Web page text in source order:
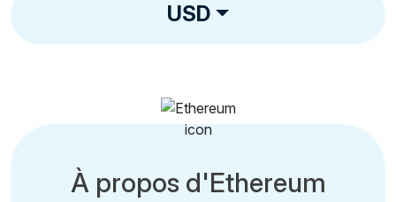
USD
À propos d'Ethereum